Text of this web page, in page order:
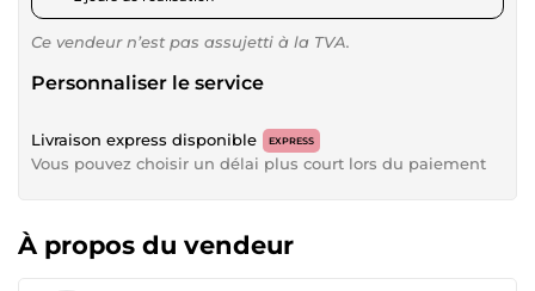
Ce vendeur n’est pas assujetti à la TVA.
Personnaliser le service
Livraison express disponible EXPRESS
Vous pouvez choisir un délai plus court lors du paiement
À propos du vendeur